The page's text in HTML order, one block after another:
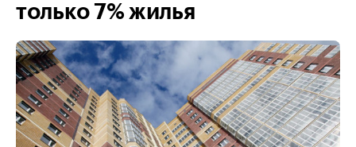
только 7% жилья